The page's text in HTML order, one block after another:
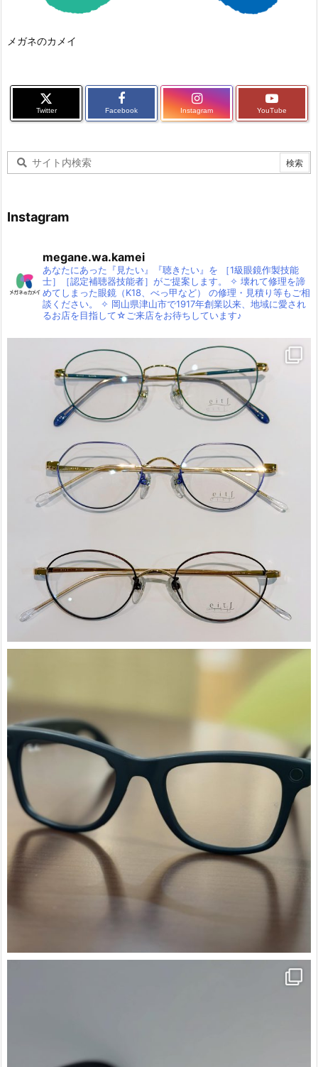
メガネのカメイ
Twitter Facebook Instagram YouTube
Instagram
megane.wa.kamei
あなたにあった『見たい』『聴きたい』を ［1級眼鏡作製技能
士］［認定補聴器技能者］がご提案します。
✧ 壊れて修理を諦
めてしまった眼鏡（K18、べっ甲など）
の修理・見積り等もご相
談ください。
✧ 岡山県津山市で1917年創業以来、地域に愛され
るお店を目指して☆ご来店をお待ちしています♪